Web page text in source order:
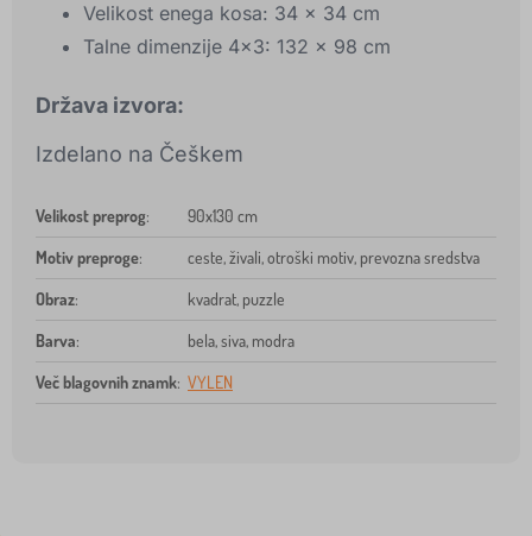
Velikost enega kosa: 34 x 34 cm
Talne dimenzije 4x3: 132 x 98 cm
Država izvora:
Izdelano na Češkem
Velikost preprog: 90x130 cm
Motiv preproge: ceste, živali, otroški motiv, prevozna sredstva
Obraz: kvadrat, puzzle
Barva: bela, siva, modra
Več blagovnih znamk: VYLEN